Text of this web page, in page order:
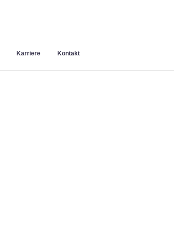
Karriere Kontakt